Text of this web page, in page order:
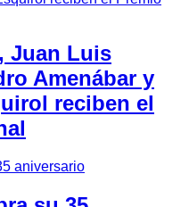
Juan Luis
Amenábar y
reciben el